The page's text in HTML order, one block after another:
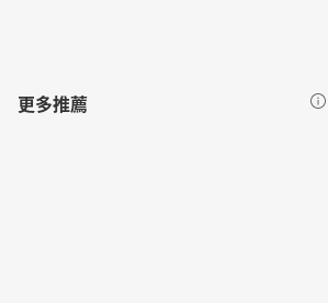
更多推薦